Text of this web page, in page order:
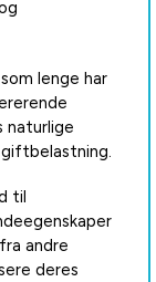
lenge har
naturlige
til
andre
deres